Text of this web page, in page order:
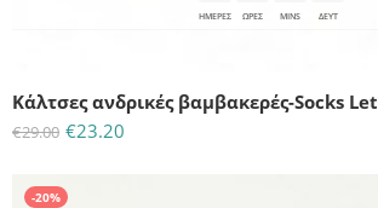
ΗΜΈΡΕΣ ΩΡΕΣ MINS ΔΕΥΤ
€29.00 €23.20
-20%